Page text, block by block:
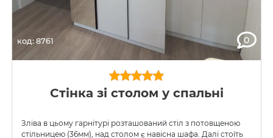
код: 8761 0
Стінка зі столом у спальні
Зліва в цьому гарнітурі розташований стіл з потовщеною
стільницею (36мм), над столом є навісна шафа. Далі стоїть